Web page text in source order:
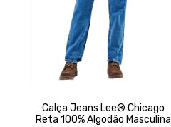
Calça Jeans Lee® Chicago
Reta 100% Algodão Masculina